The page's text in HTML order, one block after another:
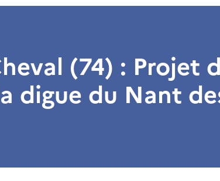
(74) : Projet
digue du Nant